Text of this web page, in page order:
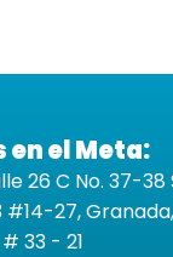
el Meta:
26 C No. 37-
#14-27,
33 - 21